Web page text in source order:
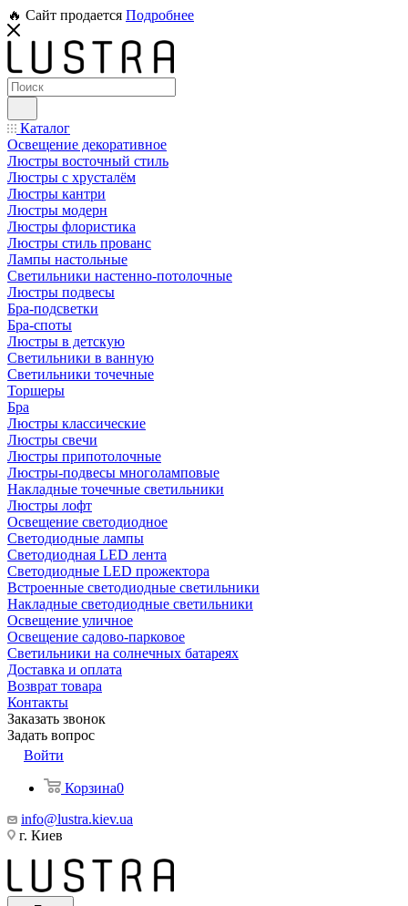
🔥 Сайт продается Подробнее
Каталог
Освещение декоративное
Люстры восточный стиль
Люстры с хрусталём
Люстры кантри
Люстры модерн
Люстры флористика
Люстры стиль прованс
Лампы настольные
Светильники настенно-потолочные
Люстры подвесы
Бра-подсветки
Бра-споты
Люстры в детскую
Светильники в ванную
Светильники точечные
Торшеры
Бра
Люстры классические
Люстры свечи
Люстры припотолочные
Люстры-подвесы многоламповые
Накладные точечные светильники
Люстры лофт
Освещение светодиодное
Светодиодные лампы
Светодиодная LED лента
Светодиодные LED прожектора
Встроенные светодиодные светильники
Накладные светодиодные светильники
Освещение уличное
Освещение садово-парковое
Светильники на солнечных батареях
Доставка и оплата
Возврат товара
Контакты
Заказать звонок
Задать вопрос
Войти
Корзина0
info@lustra.kiev.ua
г. Киев